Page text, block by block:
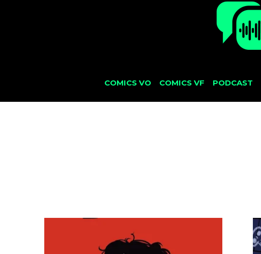
COMICS VO COMICS VF PODCAST